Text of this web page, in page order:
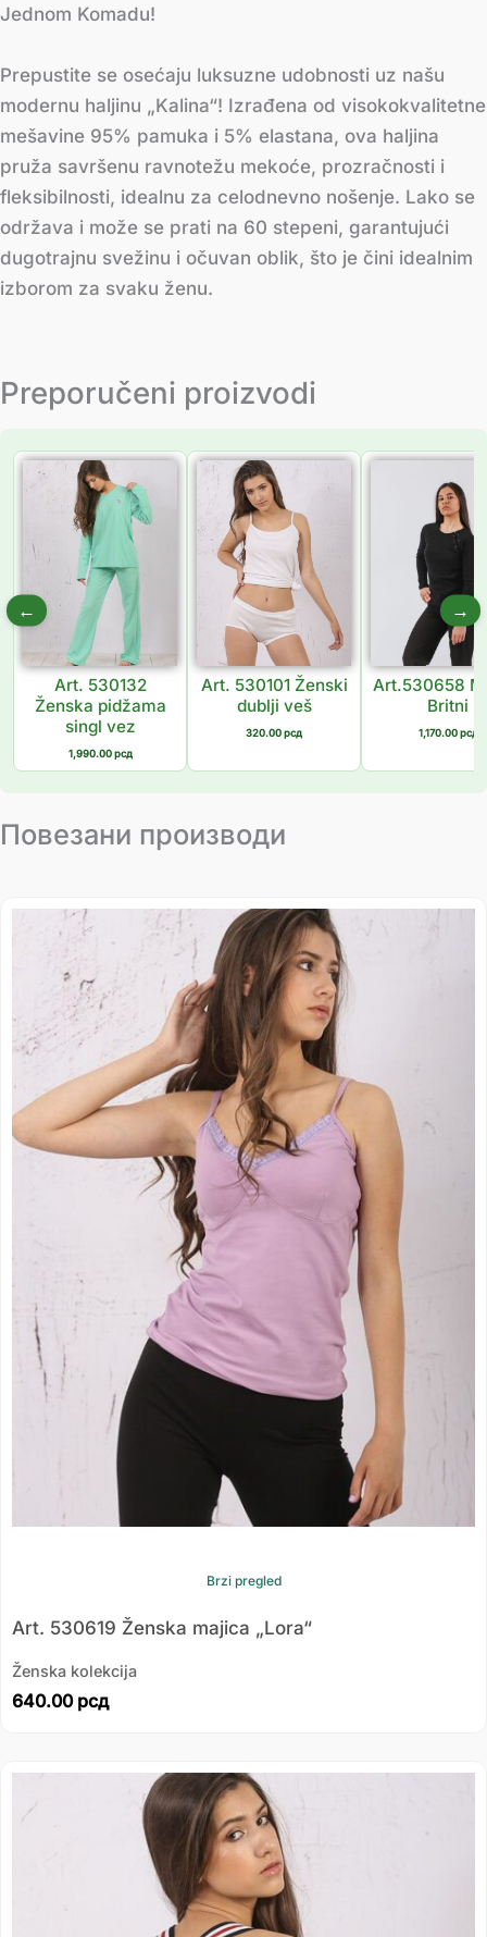
Jednom Komadu!
Prepustite se osećaju luksuzne udobnosti uz našu
modernu haljinu „Kalina“! Izrađena od visokokvalitetne
mešavine 95% pamuka i 5% elastana, ova haljina
pruža savršenu ravnotežu mekoće, prozračnosti i
fleksibilnosti, idealnu za celodnevno nošenje. Lako se
održava i može se prati na 60 stepeni, garantujući
dugotrajnu svežinu i očuvan oblik, što je čini idealnim
izborom za svaku ženu.
Preporučeni proizvodi
←
Art. 530132
Ženska pidžama
singl vez
1,990.00рсд
Art. 530101 Ženski
dublji veš
320.00рсд
Art.530658
Britni
1,170.00рсд
→
Повезани производи
Brzi pregled
Art. 530619 Ženska majica „Lora“
Ženska kolekcija
640.00 рсд